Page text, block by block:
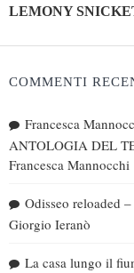
LEMONY
COMMENTI
Francesca
ANTOLOGIA DEL
Francesca Mannocchi
Odisseo reloaded
Giorgio Ieranò
La casa lungo il